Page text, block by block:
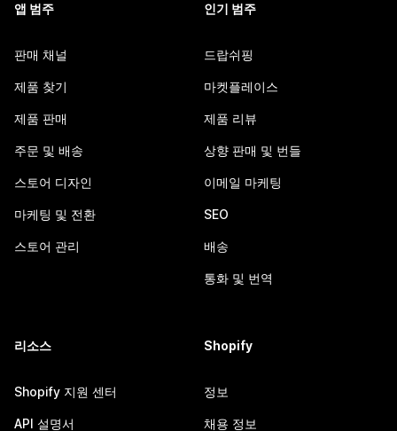
앱 범주
판매 채널
제품 찾기
제품 판매
주문 및 배송
스토어 디자인
마케팅 및 전환
스토어 관리
인기 범주
드랍쉬핑
마켓플레이스
제품 리뷰
상향 판매 및 번들
이메일 마케팅
SEO
배송
통화 및 번역
리소스
Shopify 지원 센터
API 설명서
Shopify
정보
채용 정보